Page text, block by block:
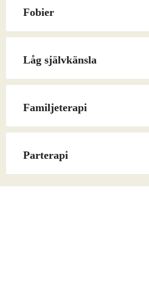
Fobier
Låg självkänsla
Familjeterapi
Parterapi